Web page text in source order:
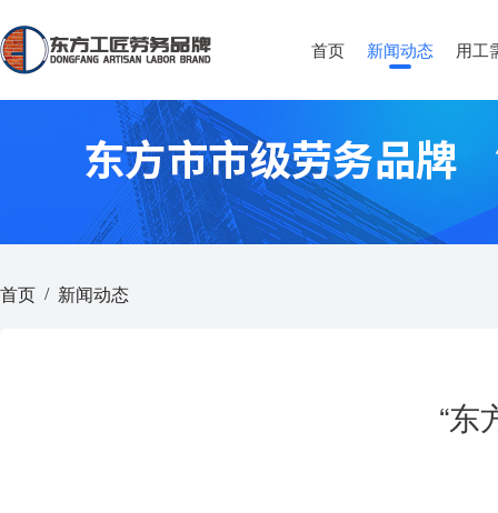
首页 新闻动态 用工
首页 / 新闻动态
“东